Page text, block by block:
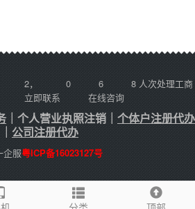
2， 0 6 8 人次处理工商
项立即联系 在线咨询
｜个人营业执照注销 ｜个体户注册代办
｜公司注册代办
企服粤ICP备16023127号